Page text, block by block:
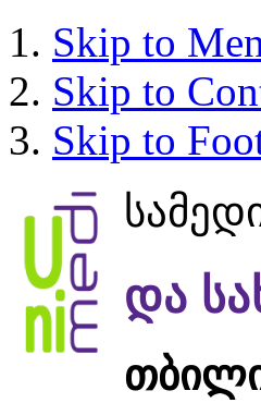
Skip to
Skip to
Skip to
და